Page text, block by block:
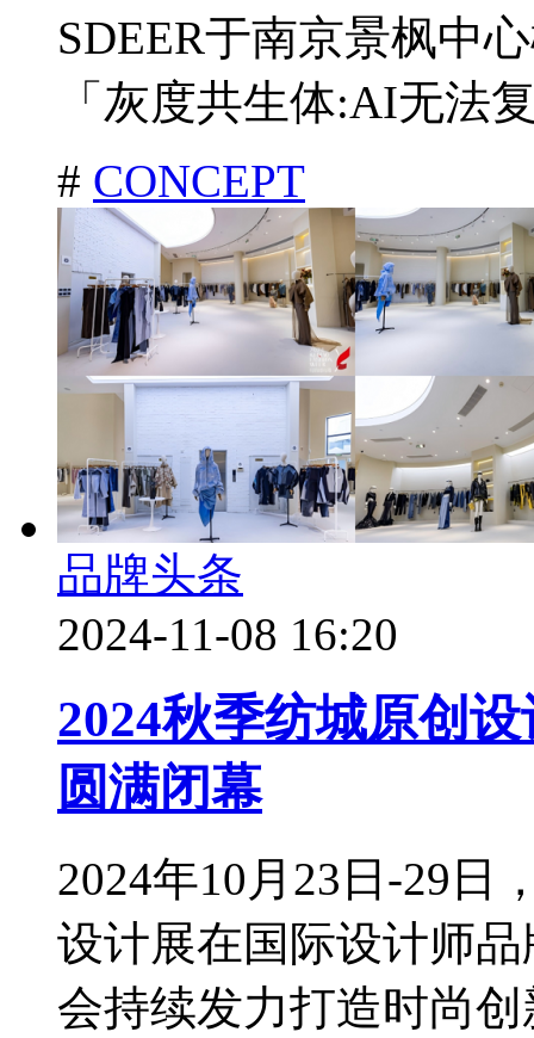
SDEER于南京景枫中
「灰度共生体:AI无法
# CONCEPT
品牌头条
2024-11-08 16:20
2024秋季纺城原创
圆满闭幕
2024年10月23日-29日
设计展在国际设计师
会持续发力打造时尚创